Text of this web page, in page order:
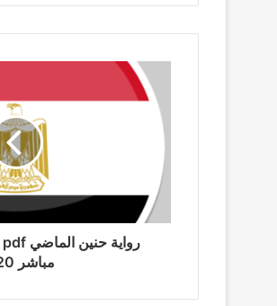
مباشر 2020